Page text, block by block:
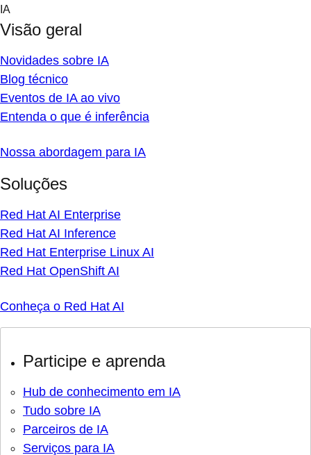
Skip
content
IA
Visão geral
Novidades sobre IA
Blog técnico
Eventos de IA ao vivo
Entenda o que é inferência
Nossa abordagem para IA
Soluções
Red Hat AI Enterprise
Red Hat AI Inference
Red Hat Enterprise Linux AI
Red Hat OpenShift AI
Conheça o Red Hat AI
Participe e aprenda
Hub de conhecimento em IA
Tudo sobre IA
Parceiros de IA
Serviços para IA